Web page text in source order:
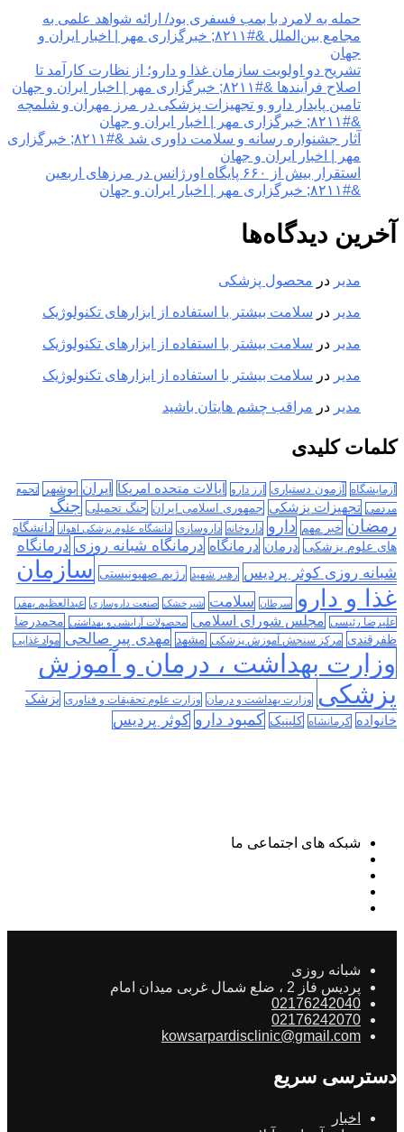
حمله به لامرد با بمب فسفری بود/ ارائه شواهد علمی به
مجامع بین‌الملل &#۸۲۱۱; خبرگزاری مهر | اخبار ایران و
جهان
تشریح دو اولویت سازمان غذا و دارو؛ از نظارت کارآمد تا
اصلاح فرآیندها &#۸۲۱۱; خبرگزاری مهر | اخبار ایران و جهان
تامین پایدار دارو و تجهیزات پزشکی در مرز مهران و شلمچه
&#۸۲۱۱; خبرگزاری مهر | اخبار ایران و جهان
آثار جشنواره رسانه و سلامت داوری شد &#۸۲۱۱; خبرگزاری
مهر | اخبار ایران و جهان
استقرار بیش از ۶۶۰ پایگاه اورژانس در مرزهای اربعین
&#۸۲۱۱; خبرگزاری مهر | اخبار ایران و جهان
آخرین دیدگاه‌ها
مدیر در محصول پزشکی
مدیر در سلامت بیشتر با استفاده از ابزارهای تکنولوژیک
مدیر در سلامت بیشتر با استفاده از ابزارهای تکنولوژیک
مدیر در سلامت بیشتر با استفاده از ابزارهای تکنولوژیک
مدیر در مراقب چشم هایتان باشید
کلمات کلیدی
آزمایشگاه آزمون دستیاری ارز دارو ایالات متحده امریکا ایران بوشهر
تجمع
مردمی تجهیزات پزشکی جمهوری اسلامی ایران جنگ تحمیلی جنگ
رمضان خبر مهم دارو داروخانه داروسازی دانشگاه علوم پزشکی اهواز
دانشگاه
های علوم پزشکی درمان درمانگاه درمانگاه شبانه روزی درمانگاه
شبانه روزی کوثر پردیس رهبر شهید رژیم صهیونیستی سازمان
غذا و دارو
سرطان سلامت شیرخشک صنعت داروسازی عبدالعظیم بهفر
علیرضا رئیسی مجلس شورای اسلامی محصولات آرایشی و بهداشتی محمدرضا
ظفرقندی مرکز سنجش آموزش پزشکی مشهد مهدی پیر صالحی مواد غذایی
وزارت بهداشت ، درمان و آموزش
پزشکی وزارت بهداشت و درمان وزارت علوم تحقیقات و فناوری پزشک
خانواده کرمانشاه کلینیک کمبود دارو کوثر پردیس
شبکه های اجتماعی ما
شبانه روزی
پردیس فاز 2 ، ضلع شمال غربی میدان امام
02176242040
02176242070
kowsarpardisclinic@gmail.com
دسترسی سریع
اخبار